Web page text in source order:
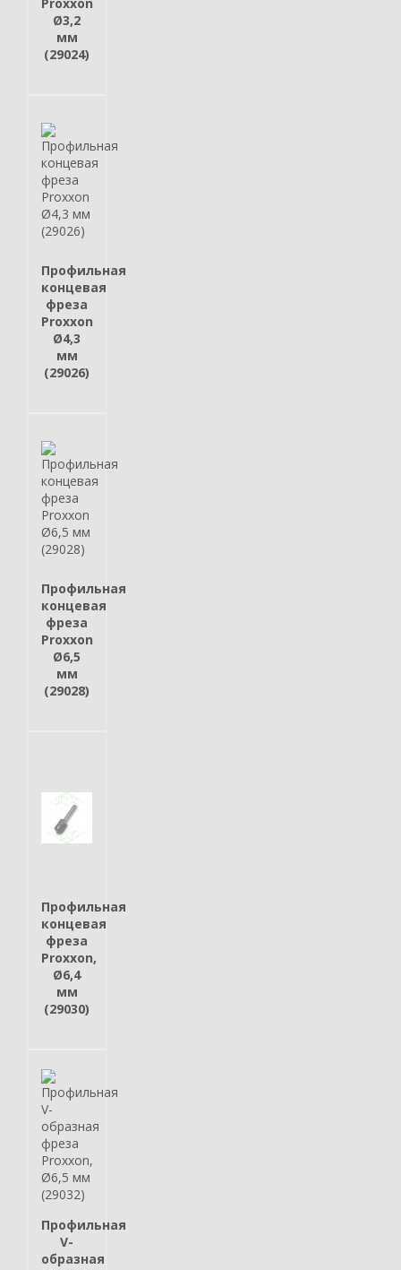
Proxxon
Ø3,2
мм
(29024)
Профильная
концевая
фреза
Proxxon
Ø4,3
мм
(29026)
Профильная
концевая
фреза
Proxxon
Ø6,5
мм
(29028)
Профильная
концевая
фреза
Proxxon,
Ø6,4
мм
(29030)
Профильная
V-
образная